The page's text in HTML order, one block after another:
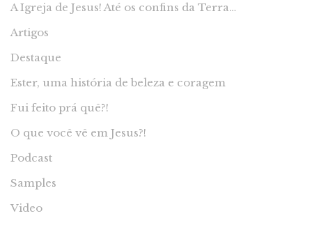
A Igreja de Jesus! Até os confins da Terra…
Artigos
Destaque
Ester, uma história de beleza e coragem
Fui feito prá quê?!
O que você vê em Jesus?!
Podcast
Samples
Video